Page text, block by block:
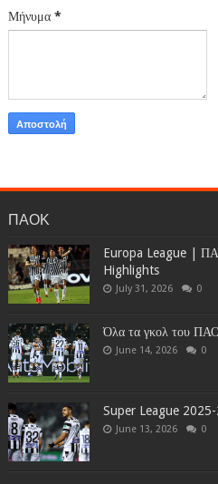
Μήνυμα *
ΠΑΟΚ
Europa League |
Highlights
July 31, 2026 0
Όλα τα γκολ του
June 14, 2026 0
Super League
June 13, 2026 0